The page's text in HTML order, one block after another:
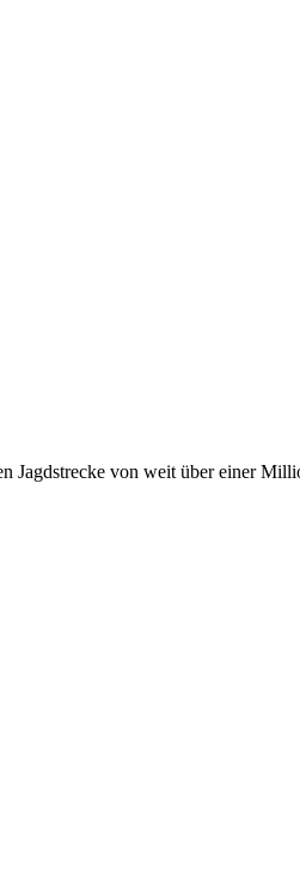
Jagdstrecke von weit über einer